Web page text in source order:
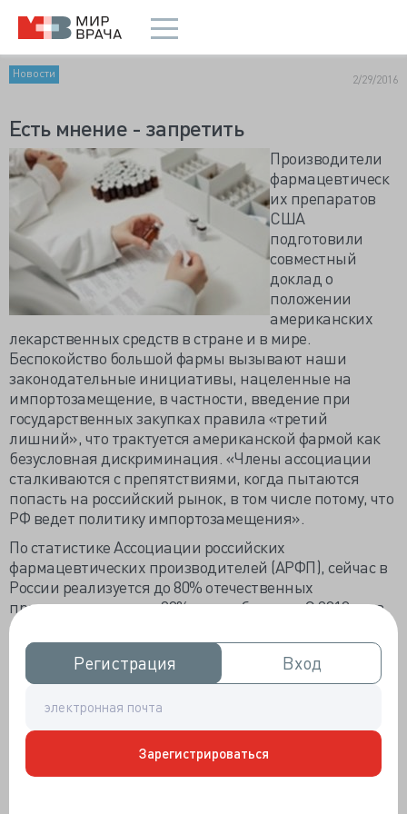
Регистрация
Регистрация Вход
Вход
Зарегистрироваться
Новости 2/29/2016
Есть мнение - запретить
Производители
фармацевтическ
их препаратов
США
подготовили
совместный
доклад о
положении
американских
лекарственных средств в стране и в мире.
Беспокойство большой фармы вызывают наши
законодательные инициативы, нацеленные на
импортозамещение, в частности, введение при
государственных закупках правила «третий
лишний», что трактуется американской фармой как
безусловная дискриминация. «Члены ассоциации
сталкиваются с препятствиями, когда пытаются
попасть на российский рынок, в том числе потому, что
РФ ведет политику импортозамещения».
По статистике Ассоциации российских
фармацевтических производителей (АРФП), сейчас в
России реализуется до 80% отечественных
препаратов и только 20% — зарубежных. С 2010 года
количество российских лекарств выросло только на
10%, но отечественные аналоги дешевле зарубежных
лекарств. Тем не менее, американские
производители не соглашаются, что теряют сектора
российского рынка исключительно в конкурентной
борьбе. В России для вывода на рынок иностранного
лекарственного средства необходимо провести
клинические испытания на территории РФ,